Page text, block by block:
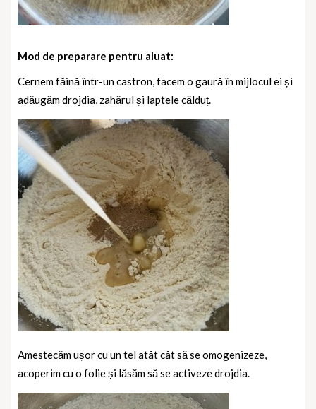
Mod de preparare pentru aluat:
Cernem făină într-un castron, facem o gaură în mijlocul ei și
adăugăm drojdia, zahărul și laptele călduț.
Amestecăm ușor cu un tel atât cât să se omogenizeze,
acoperim cu o folie și lăsăm să se activeze drojdia.